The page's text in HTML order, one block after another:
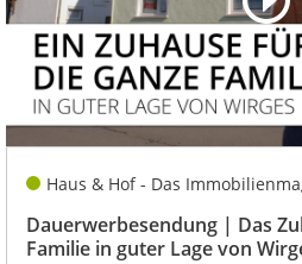
Haus & Hof - Das
Dauerwerbesendung | Das
Familie in guter Lage von